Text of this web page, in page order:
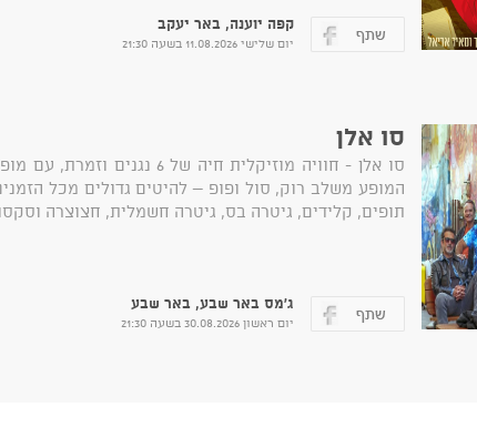
קפה יוענה, באר יעקב
יום שלישי 11.08.2026 בשעה 21:30
סו אלן
סו אלן - חוויה מוזיקלית חיה
המופע משלב רוק, סול ופופ – להיטים גדולים מכל
תופים, קלידים, גיטרה בס, גיטרה חשמלית, חצוצרה
ג'מס באר שבע, באר שבע
יום ראשון 30.08.2026 בשעה 21:30